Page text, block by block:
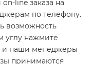
line заказа на
по телефону.
возможность
углу нажмите
и наши менеджеры
принимаются